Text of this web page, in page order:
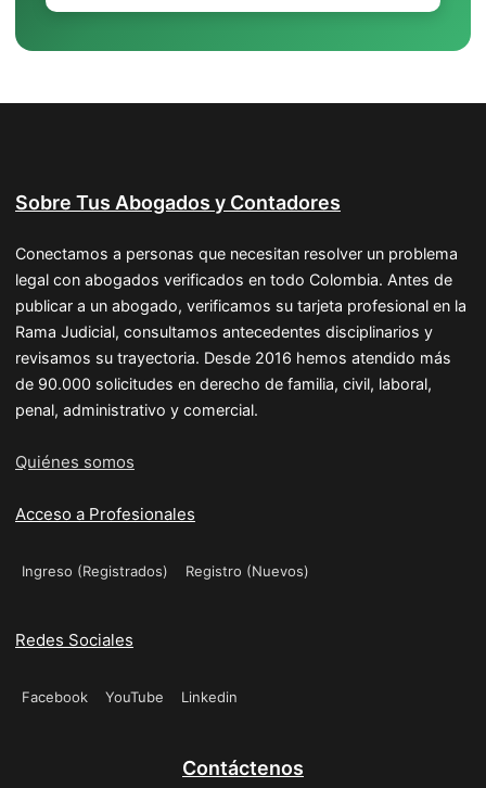
Sobre Tus Abogados y Contadores
Conectamos a personas que necesitan resolver un problema
legal con abogados verificados en todo Colombia. Antes de
publicar a un abogado, verificamos su tarjeta profesional en la
Rama Judicial, consultamos antecedentes disciplinarios y
revisamos su trayectoria. Desde 2016 hemos atendido más
de 90.000 solicitudes en derecho de familia, civil, laboral,
penal, administrativo y comercial.
Quiénes somos
Acceso a Profesionales
Ingreso (Registrados) Registro (Nuevos)
Redes Sociales
Facebook YouTube Linkedin
Contáctenos